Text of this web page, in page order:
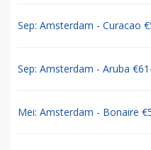
Sep: Amsterdam - Curacao
Sep: Amsterdam - Aruba
Mei: Amsterdam - Bonaire